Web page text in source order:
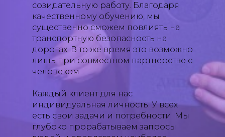
созидательную работу. Благодаря
качественному обучению, мы
существенно сможем повлиять на
транспортную безопасность на
дорогах. В то же время это возможно
лишь при совместном партнерстве с
человеком.
Каждый клиент для нас
индивидуальная личность. У всех
есть свои задачи и потребности. Мы
глубоко прорабатываем запросы